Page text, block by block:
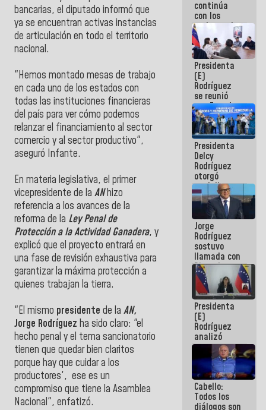
bancarias, el diputado informó que
ya se encuentran activas instancias
de articulación en todo el territorio
nacional.
"Hemos montado mesas de trabajo
en cada uno de los estados con
todas las instituciones financieras
del país para ver cómo podemos
relanzar el financiamiento al sector
comercio y al sector productivo",
aseguró Infante.
​En materia legislativa, el primer
vicepresidente de la ANhizo
referencia a los avances de la
reforma de la Ley Penal de
Protección a la Actividad Ganadera, y
explicó que el proyecto entrará en
una fase de revisión exhaustiva para
garantizar la máxima protección a
quienes trabajan la tierra.
​"El mismo presidente de la AN,
Jorge Rodríguez ha sido claro: "el
hecho penal y el tema sancionatorio
tienen que quedar bien claritos
porque hay que cuidar a los
productores', ese es un
compromiso que tiene la Asamblea
Nacional", enfatizó.
continúa
con los
trabajos de
mantenimiento
e inspección
en la Línea 2
Presidenta
(E)
Rodríguez
se reunió
con Estado
Mayor
Eléctrico
para
abordar
planes de
acción
Presidenta
Delcy
Rodríguez
otorgó
medalla
"Héroe de
Venezuela"
a servidores
públicos
Jorge
Rodríguez
sostuvo
llamada con
Dinorah
Figuera y
acuerdan
primer
encuentro
presencial
para el
diálogo
Presidenta
(E)
Rodríguez
analizó
junto a
gobernadores
planes de
recuperación
del Sistema
Eléctrico
Cabello:
Todos los
diálogos son